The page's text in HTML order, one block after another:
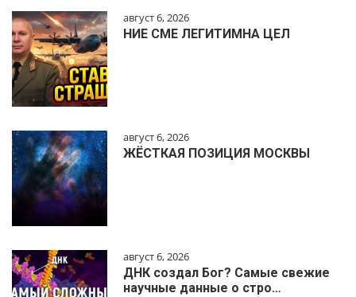
август 6, 2026
НИЕ СМЕ ЛЕГИТИМНА ЦЕЛ
август 6, 2026
ЖЁСТКАЯ ПОЗИЦИЯ МОСКВЫ
август 6, 2026
ДНК создал Бог? Самые свежие
научные данные о стро…